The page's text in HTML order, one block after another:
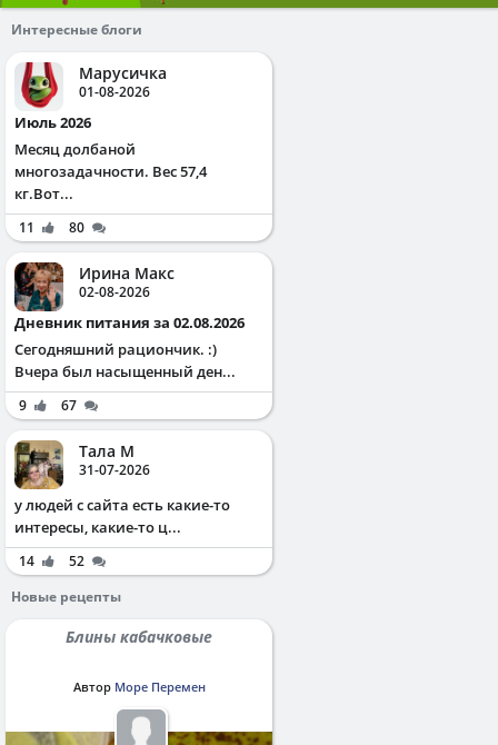
Интересные блоги
Марусичка
01-08-2026
Июль 2026
Месяц долбаной
многозадачности. Вес 57,4
кг.Вот...
11 80
Ирина Макс
02-08-2026
Дневник питания за 02.08.2026
Сегодняшний рациончик. :)
Вчера был насыщенный ден...
9 67
Тала М
31-07-2026
у людей с сайта есть какие-то
интересы, какие-то ц...
14
52
Новые рецепты
Блины кабачковые
Автор Море Перемен